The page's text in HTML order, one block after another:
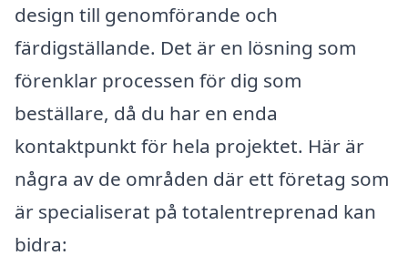
design till genomförande och
färdigställande. Det är en lösning som
förenklar processen för dig som
beställare, då du har en enda
kontaktpunkt för hela projektet. Här är
några av de områden där ett företag som
är specialiserat på totalentreprenad kan
bidra: